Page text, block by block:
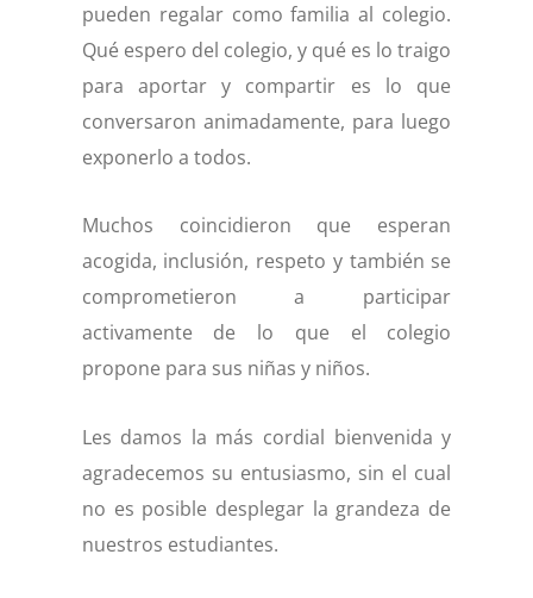
pueden regalar como familia al colegio.
Qué espero del colegio, y qué es lo traigo
para aportar y compartir es lo que
conversaron animadamente, para luego
exponerlo a todos.
Muchos coincidieron que esperan
acogida, inclusión, respeto y también se
comprometieron a participar
activamente de lo que el colegio
propone para sus niñas y niños.
Les damos la más cordial bienvenida y
agradecemos su entusiasmo, sin el cual
no es posible desplegar la grandeza de
nuestros estudiantes.